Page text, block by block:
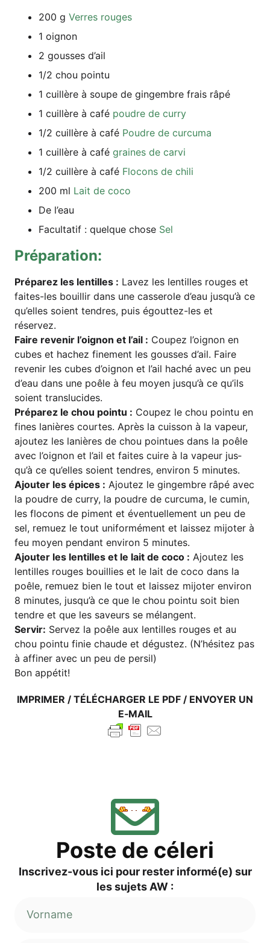
200 g Ver­res rouges
1 oignon
2 gous­ses d’ail
1/2 chou pointu
1 cuil­lè­re à sou­pe de ging­embre frais râpé
1 cuil­lè­re à café poud­re de curry
1/2 cuil­lè­re à café Poud­re de curcuma
1 cuil­lè­re à café grai­nes de carvi
1/2 cuil­lè­re à café Flo­cons de chili
200 ml Lait de coco
De l’eau
Facul­ta­tif : quel­que cho­se Sel
Pré­pa­ra­ti­on:
Pré­pa­rez les len­til­les : Lavez les len­til­les rou­ges et
fai­tes-les bouil­lir dans une cas­se­ro­le d’eau jus­qu’à ce
qu’el­les soi­ent tendres, puis égout­tez-les et
réservez.
Fai­re reve­nir l’oi­gnon et l’ail : Cou­pez l’oi­gnon en
cubes et hachez fine­ment les gous­ses d’ail. Fai­re
reve­nir les cubes d’oi­gnon et l’ail haché avec un peu
d’eau dans une poê­le à feu moy­en jus­qu’à ce qu’ils
soi­ent translucides.
Pré­pa­rez le chou poin­tu : Cou­pez le chou poin­tu en
fines laniè­res cour­tes. Après la cuis­son à la vapeur,
ajou­tez les laniè­res de chou poin­tu­es dans la poê­le
avec l’oi­gnon et l’ail et fai­tes cui­re à la vapeur jus­
qu’à ce qu’el­les soi­ent tendres, envi­ron 5 minutes.
Ajou­ter les épi­ces : Ajou­tez le ging­embre râpé avec
la poud­re de cur­ry, la poud­re de cur­cu­ma, le cumin,
les flo­cons de piment et éven­tu­el­le­ment un peu de
sel, remu­ez le tout uni­for­mé­ment et lais­sez mijo­ter à
feu moy­en pen­dant envi­ron 5 minutes.
Ajou­ter les len­til­les et le lait de coco : Ajou­tez les
len­til­les rou­ges bouil­lies et le lait de coco dans la
poê­le, remu­ez bien le tout et lais­sez mijo­ter envi­ron
8 minu­tes, jus­qu’à ce que le chou poin­tu soit bien
tendre et que les save­urs se mélangent.
Ser­vir: Ser­vez la poê­le aux len­til­les rou­ges et au
chou poin­tu finie chau­de et dégus­tez. (N’hé­si­tez pas
à affi­ner avec un peu de persil)
Bon appé­tit!
IMPRI­MER / TÉLÉ­CHAR­GER LE PDF / ENVOY­ER UN
E‑MAIL
Pos­te de céleri
Inscri­vez-vous ici pour res­ter informé(e) sur
les sujets AW :